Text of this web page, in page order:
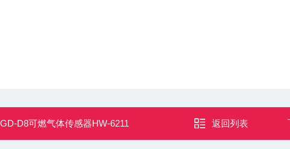
GD-D8可燃气体传感器HW-6211 返回列表